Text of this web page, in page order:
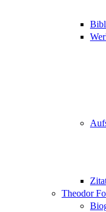
Theodor